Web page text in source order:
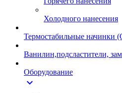
Холодного нанесения
Термостабильные начинки
Ванилин,подсластители,
Оборудование
expand_more